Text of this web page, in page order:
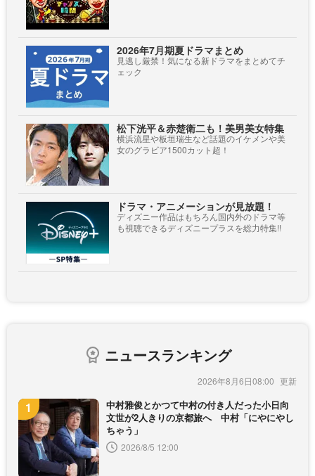
2026年7月期夏ドラマまとめ
見逃し厳禁！気になる新ドラマをまとめてチ
ェック
松下洸平＆赤楚衛二も！美男美女特集
横浜流星や板垣瑞生など話題のイケメンや美
女のグラビア1500カット超！
ドラマ・アニメーションが見放題！
ディズニー作品はもちろん国内外のドラマ等
も視聴できるディズニープラスを総力特集!!
ニュースランキング
2026年8月6日08:00
中村雅俊とかつて中村の付き人だった小日向
文世が2人きりの京都旅へ 中村「にやにやし
ちゃう」
2026/8/5 12:00